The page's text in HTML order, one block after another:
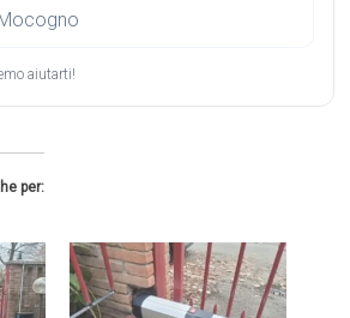
aiutarti!
per: